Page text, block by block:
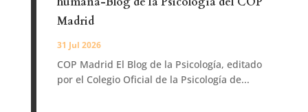
Madrid
31 Jul 2026
COP Madrid El Blog de la Psicología, editado
por el Colegio Oficial de la Psicología de...